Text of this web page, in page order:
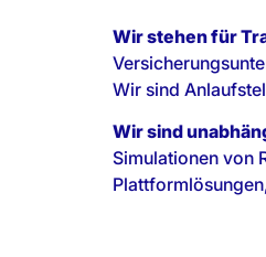
Wir stehen für
Wir sind
Wir sind
Simulationen von